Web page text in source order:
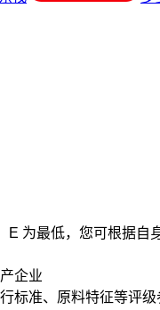
E 为最低，您可根据自
企业
标准、 原料特征等评级